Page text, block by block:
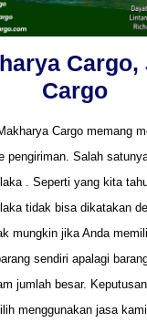
Cargo,
Cargo
Cargo memang
pengiriman. Salah
. Seperti yang kita
tidak bisa dikatakan
mungkin jika Anda
sendiri apalagi
jumlah besar.
menggunakan jasa